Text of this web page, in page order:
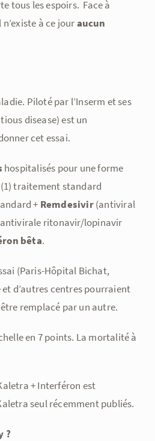
tous les espoirs. Face à
n’existe à ce jouraucun
Piloté par l’Inserm et ses
disease) est un
cet essai.
hospitalisés pour une forme
traitement standard
+ Remdesivir(antiviral
ritonavir/lopinavir
bêta.
(Paris-Hôpital Bichat,
d’autres centres pourraient
remplacé par un autre.
en 7 points. La mortalité à
+ Interféron est
seul récemment publiés.
?